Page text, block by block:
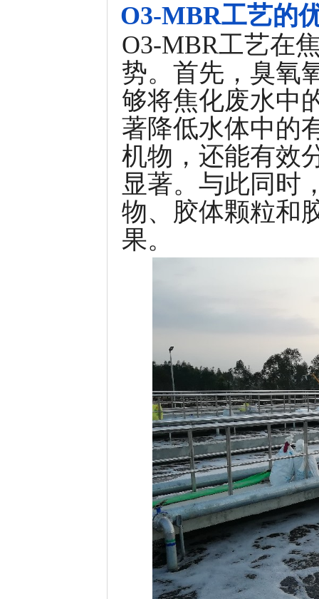
O3-MBR工艺的
O3-MBR工艺在
势。首先，臭氧
够将焦化废水中
著降低水体中的
机物，还能有效
显著。与此同时
物、胶体颗粒和
果。